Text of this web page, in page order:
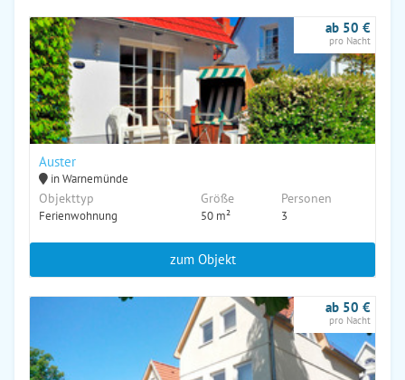
Auster
in Warnemünde
Objekttyp
Ferienwohnung
Größe
50 m²
Personen
3
ab 50 €
pro Nacht
zum Objekt
ab 50 €
pro Nacht